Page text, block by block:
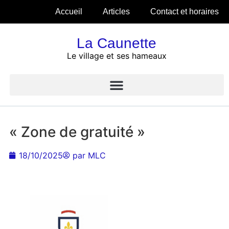
Accueil Articles Contact et horaires
La Caunette
Le village et ses hameaux
« Zone de gratuité »
18/10/2025 parMLC